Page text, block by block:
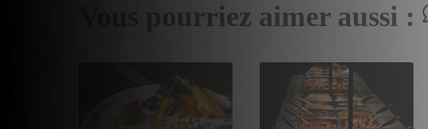
Vous pourriez aimer aussi :